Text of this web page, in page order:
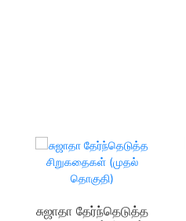
சுஜாதா தேர்ந்தெடுத்த